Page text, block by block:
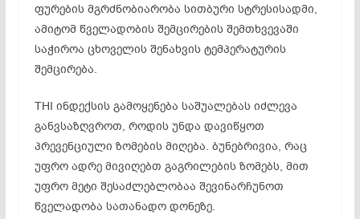
ფურების მგრძნობიარობა სითბური სტრესისადმი,
ამიტომ წველადობის შემცირების შემთხვევაში
საჭიროა ცხოველის შენახვის ტემპერატურის
შემცირება.
THI ინდექსის გამოყენება საშუალებას იძლევა
განვსაზღვროთ, როდის უნდა დავიწყოთ
პრევენციული ზომების მიღება. ბუნებრივია, რაც
უფრო ადრე მივი­ღებთ გაგრილების ზომებს, მით
უფრო მეტი შესაძლებლობაა შევინარჩუნოთ
წველა­დობა სათანადო დონეზე.